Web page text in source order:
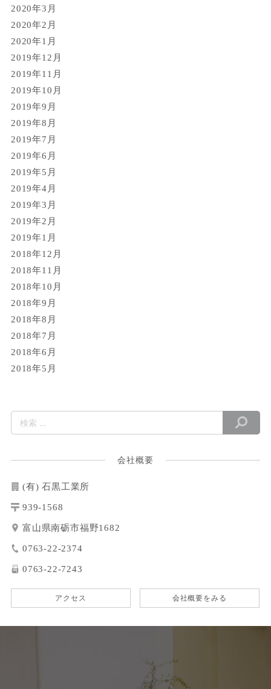
2020年3月
2020年2月
2020年1月
2019年12月
2019年11月
2019年10月
2019年9月
2019年8月
2019年7月
2019年6月
2019年5月
2019年4月
2019年3月
2019年2月
2019年1月
2018年12月
2018年11月
2018年10月
2018年9月
2018年8月
2018年7月
2018年6月
2018年5月
会社概要
(有) 石黒工業所
939-1568
富山県南砺市福野1682
0763-22-2374
0763-22-7243
アクセス 会社概要をみる